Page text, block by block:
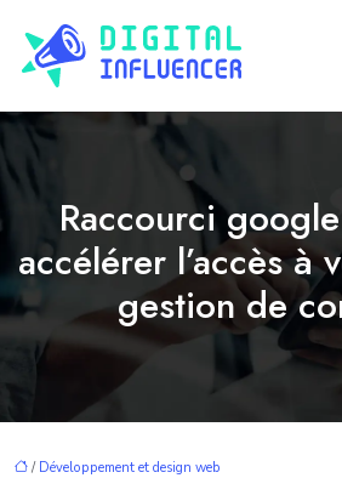
Raccourci
accélérer l’accès à
gestion de
/ Développement et design web